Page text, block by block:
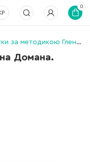
0
Глена Домана. Водний світ (70 карток)
Домана.